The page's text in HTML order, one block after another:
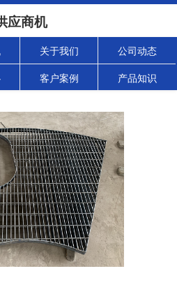
应商机
关于我们 公司动态
客户案例 产品知识